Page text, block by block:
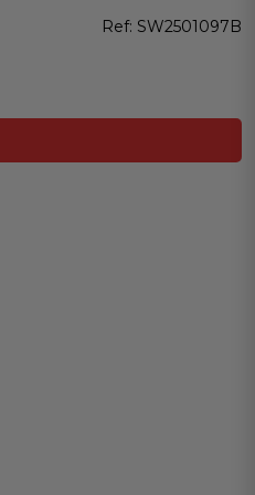
Ref: SW2501097B